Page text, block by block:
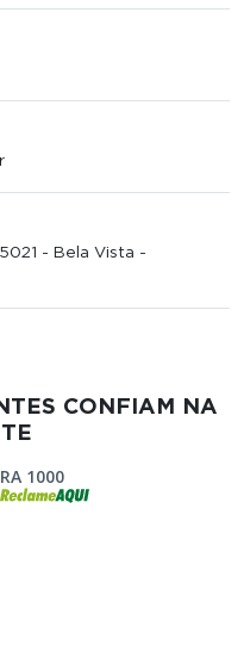
- Bela Vista -
CONFIAM NA
RA 1000